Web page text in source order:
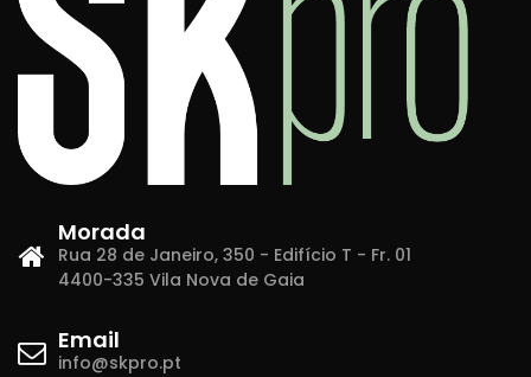
Morada
Rua 28 de Janeiro, 350 - Edifício T - Fr. 01
4400-335 Vila Nova de Gaia
Email
info@skpro.pt